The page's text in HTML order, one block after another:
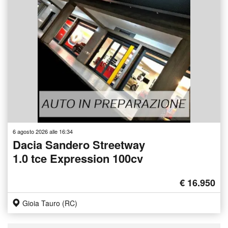
6 agosto 2026 alle 16:34
Dacia Sandero Streetway
1.0 tce Expression 100cv
€ 16.950
Gioia Tauro (RC)